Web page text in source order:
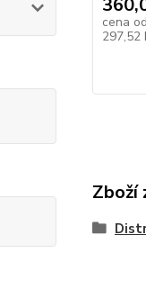
cena od
297,52
Zboží